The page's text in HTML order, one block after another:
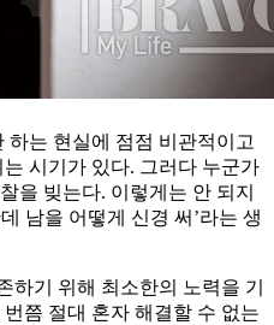
는 현실에 점점 비관적이고
시기가 있다. 그러다 누군가
을 빚는다. 이렇게는 안 되지
남을 어떻게 신경 써’라는 생
하기 위해 최소한의 노력을 기
쯤 절대 혼자 해결할 수 없는